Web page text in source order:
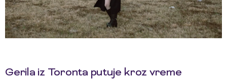
Gerila iz Toronta putuje kroz vreme